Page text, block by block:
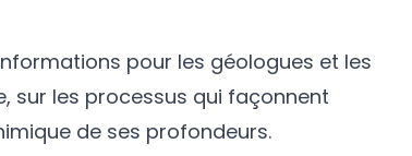
pour les géologues et les
sur les processus qui façonnent
de ses profondeurs.